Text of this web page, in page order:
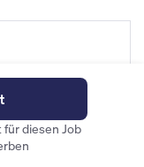
diesen Job